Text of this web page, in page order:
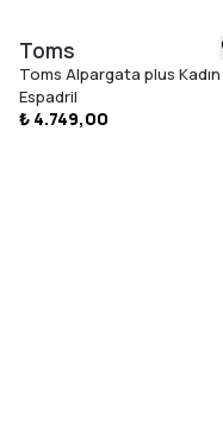
Toms
Toms Alpargata plus Kadın
Espadril
₺ 4.749,00